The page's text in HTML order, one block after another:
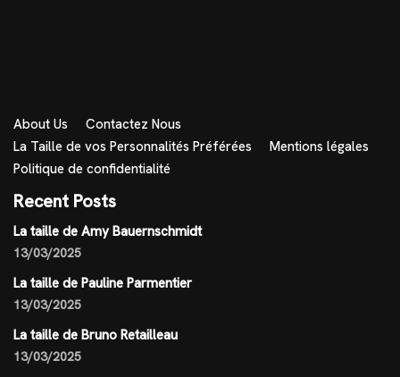
About Us
Contactez Nous
La Taille de vos Personnalités Préférées
Mentions légales
Politique de confidentialité
Recent Posts
La taille de Amy Bauernschmidt
13/03/2025
La taille de Pauline Parmentier
13/03/2025
La taille de Bruno Retailleau
13/03/2025